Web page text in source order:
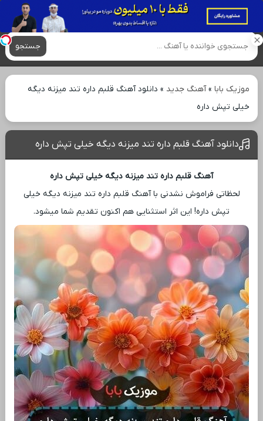
آهنگ های جدید
جستجو
موزیک بابا»آهنگ جدید » دانلود آهنگ قلبم داره تند میزنه دیگه
خیلی تپش داره
دانلود آهنگ قلبم داره تند میزنه دیگه خیلی تپش داره
آهنگ قلبم داره تند میزنه دیگه خیلی تپش داره
لحظاتی فراموش ‌نشدنی با آهنگ قلبم داره تند میزنه دیگه خیلی
تپش داره! این اثر استثنایی هم اکنون تقدیم شما میشود.